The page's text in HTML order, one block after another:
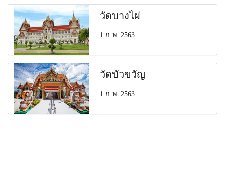
วัดบางไผ่
1 ก.พ. 2563
วัดบัวขวัญ
1 ก.พ. 2563